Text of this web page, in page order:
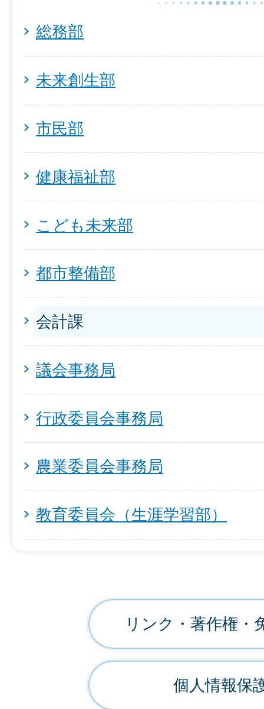
総務部
未来創生部
市民部
健康福祉部
こども未来部
都市整備部
会計課
議会事務局
行政委員会事務局
農業委員会事務局
教育委員会（生涯学習部）
リンク・著作権・
個人情報保